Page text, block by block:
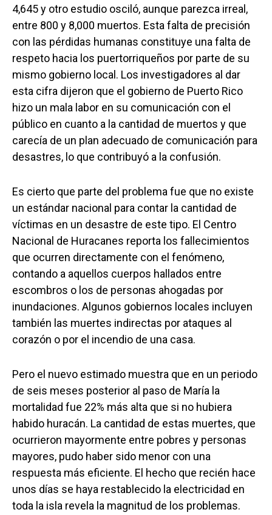
4,645 y otro estudio osciló, aunque parezca irreal,
entre 800 y 8,000 muertos. Esta falta de precisión
con las pérdidas humanas constituye una falta de
respeto hacia los puertorriqueños por parte de su
mismo gobierno local. Los investigadores al dar
esta cifra dijeron que el gobierno de Puerto Rico
hizo un mala labor en su comunicación con el
público en cuanto a la cantidad de muertos y que
carecía de un plan adecuado de comunicación para
desastres, lo que contribuyó a la confusión.
Es cierto que parte del problema fue que no existe
un estándar nacional para contar la cantidad de
víctimas en un desastre de este tipo. El Centro
Nacional de Huracanes reporta los fallecimientos
que ocurren directamente con el fenómeno,
contando a aquellos cuerpos hallados entre
escombros o los de personas ahogadas por
inundaciones. Algunos gobiernos locales incluyen
también las muertes indirectas por ataques al
corazón o por el incendio de una casa.
Pero el nuevo estimado muestra que en un periodo
de seis meses posterior al paso de María la
mortalidad fue 22% más alta que si no hubiera
habido huracán. La cantidad de estas muertes, que
ocurrieron mayormente entre pobres y personas
mayores, pudo haber sido menor con una
respuesta más eficiente. El hecho que recién hace
unos días se haya restablecido la electricidad en
toda la isla revela la magnitud de los problemas.